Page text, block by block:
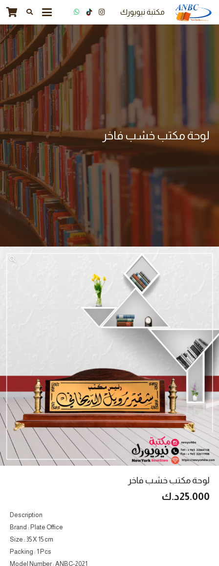
مكتبة نيويورك
لوحة مكتب خشب فاخر
لوحة مكتب خشب فاخر
25.000د.ك
Description
Brand : Plate Office
Size : 35 X 15 cm
Packing : 1 Pcs
Model Number : ANBC-2021